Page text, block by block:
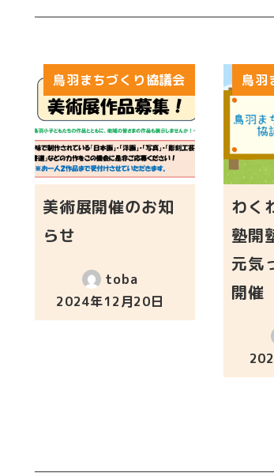
鳥羽まちづくり協議会
美術展開催のお知
らせ
toba
投稿日
2024年12月20日
鳥羽
わく
塾開
元気
開催
投稿